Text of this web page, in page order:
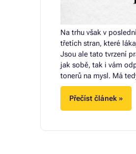
Na trhu však v
třetích stran, které
Jsou ale tato tvrzení
jak sobě, tak i vám
tonerů na mysl. Má
Přečíst článek »